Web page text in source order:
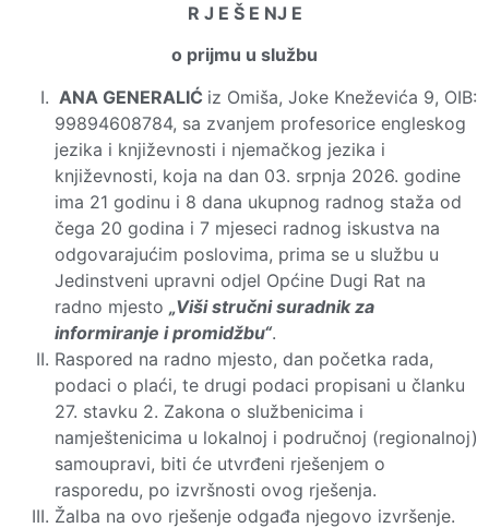
R J E Š E NJ E
o prijmu u službu
ANA GENERALIĆ iz Omiša, Joke Kneževića 9, OIB:
99894608784, sa zvanjem profesorice engleskog
jezika i književnosti i njemačkog jezika i
književnosti, koja na dan 03. srpnja 2026. godine
ima 21 godinu i 8 dana ukupnog radnog staža od
čega 20 godina i 7 mjeseci radnog iskustva na
odgovarajućim poslovima, prima se u službu u
Jedinstveni upravni odjel Općine Dugi Rat na
radno mjesto „Viši stručni suradnik za
informiranje i promidžbu“.
Raspored na radno mjesto, dan početka rada,
podaci o plaći, te drugi podaci propisani u članku
27. stavku 2. Zakona o službenicima i
namještenicima u lokalnoj i područnoj (regionalnoj)
samoupravi, biti će utvrđeni rješenjem o
rasporedu, po izvršnosti ovog rješenja.
Žalba na ovo rješenje odgađa njegovo izvršenje.